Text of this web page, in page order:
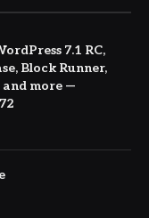
7.1 RC,
Block Runner,
and more —